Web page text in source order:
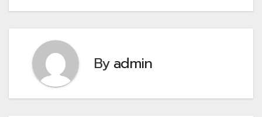
Byadmin